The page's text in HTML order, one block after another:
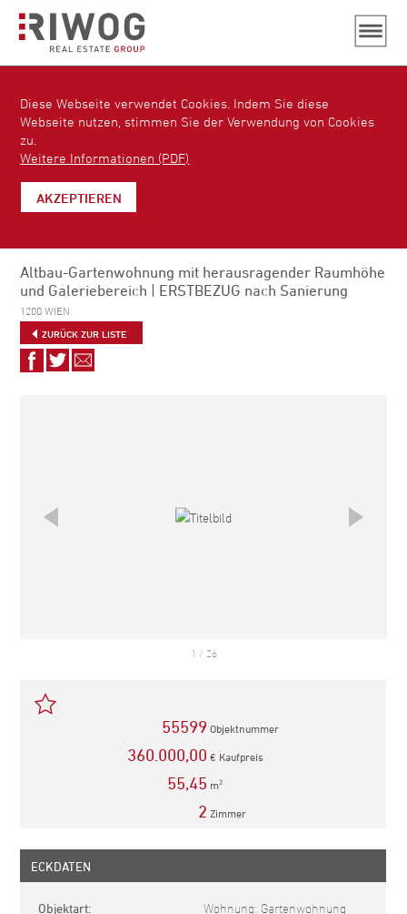
Diese Webseite verwendet Cookies. Indem Sie diese
Webseite nutzen, stimmen Sie der Verwendung von Cookies
zu.
Weitere Informationen (PDF)
AKZEPTIEREN
Altbau-Gartenwohnung mit herausragender Raumhöhe
und Galeriebereich | ERSTBEZUG nach Sanierung
1200 WIEN
ZURÜCK ZUR LISTE
Auf
Facebook
Auf
Twitter
Via
E-
1 / 26
55599 Objektnummer
360.000,00 € Kaufpreis
55,45 m2
2 Zimmer
ECKDATEN
Objektart Wohnung: Gartenwohnung